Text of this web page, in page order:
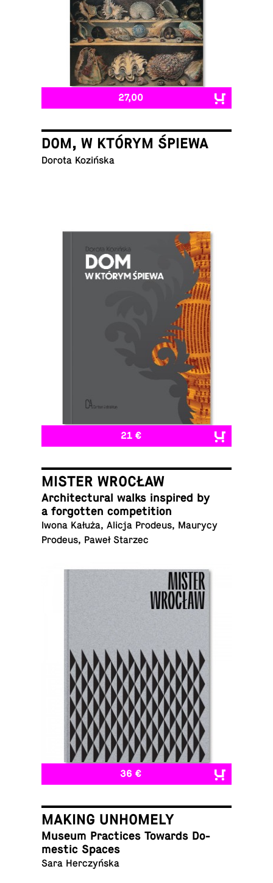
27,00
DOM, W KTÓRYM ŚPIEWA
Dorota Kozińska
21 €
MISTER WROCŁAW
Ar­chi­tec­tural walks in­spired by
a for­got­ten competition
Iwona Kałuża, Alicja Prodeus, Maurycy
Prodeus, Paweł Starzec
36 €
MAKING UNHOMELY
Museum Prac­tices Towards Do­
mes­tic Spaces
Sara Herczyńska